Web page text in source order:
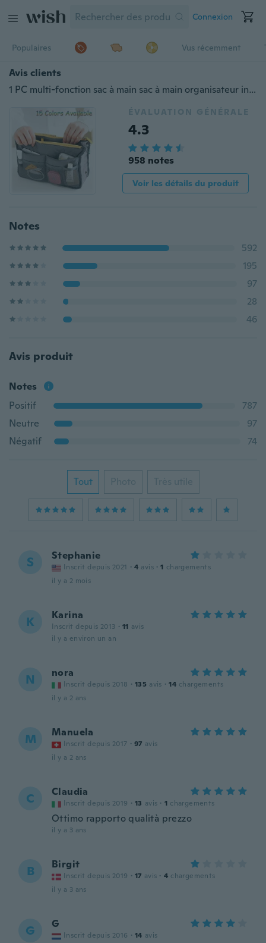
Connexion
Populaires Vus récemment
Avis clients
1 PC multi-fonction sac à main sac à main organisateur insérer téléphone cosmétique sac dans sac mallette de rangement
ÉVALUATION GÉNÉRALE
4.3
958 notes
Voir les détails du produit
Notes
592
195
97
28
46
Avis produit
Notes
Positif
787
Neutre
97
Négatif
74
Tout Photo Très utile
S Stephanie
Inscrit depuis 2021 · 4 avis · 1 chargements
il y a 2 mois
K Karina
Inscrit depuis 2013 · 11 avis
il y a environ un an
N nora
Inscrit depuis 2018 · 135 avis · 14 chargements
il y a 2 ans
M Manuela
Inscrit depuis 2017 · 97 avis
il y a 2 ans
C Claudia
Inscrit depuis 2019 · 13 avis · 1 chargements
Ottimo rapporto qualità prezzo
il y a 3 ans
B Birgit
Inscrit depuis 2019 · 17 avis · 4 chargements
il y a 3 ans
G G
Inscrit depuis 2016 · 14 avis